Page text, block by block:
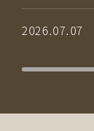
2026.07.07